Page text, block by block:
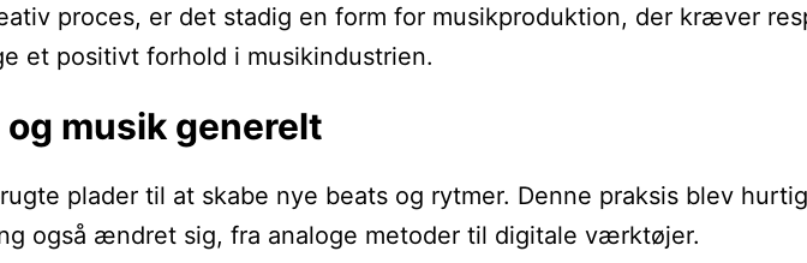
proces, er det stadig en form for musikproduktion, der kræver
et positivt forhold i musikindustrien.
musik generelt
plader til at skabe nye beats og rytmer. Denne praksis blev
også ændret sig, fra analoge metoder til digitale værktøjer.